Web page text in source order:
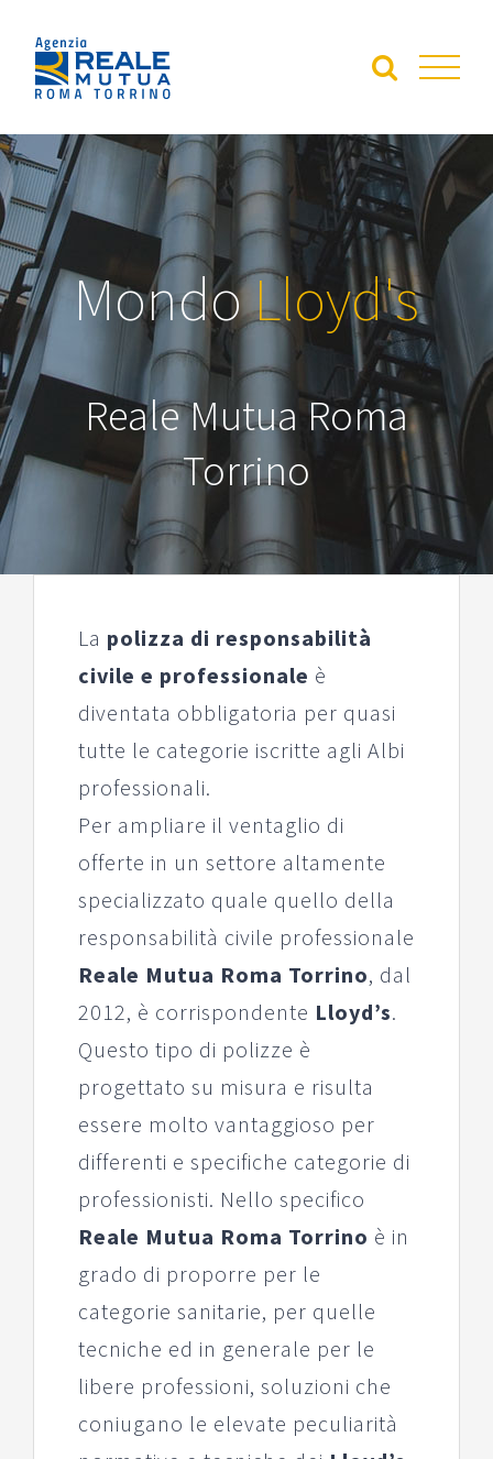
contenuto
MondoLloyd's
Reale Mutua Roma
Torrino
La polizza di responsabilità
civile e professionale è
diventata obbligatoria per quasi
tutte le categorie iscritte agli Albi
professionali.
Per ampliare il ventaglio di
offerte in un settore altamente
specializzato quale quello della
responsabilità civile professionale
Reale Mutua Roma Torrino, dal
2012, è corrispondente Lloyd’s.
Questo tipo di polizze è
progettato su misura e risulta
essere molto vantaggioso per
differenti e specifiche categorie di
professionisti. Nello specifico
Reale Mutua Roma Torrino è in
grado di proporre per le
categorie sanitarie, per quelle
tecniche ed in generale per le
libere professioni, soluzioni che
coniugano le elevate peculiarità